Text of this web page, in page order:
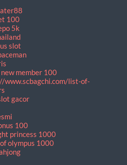
100
5k
slot
new member 100
www.scbagchi.com/list-of-
gacor
100
princess 1000
olympus 1000